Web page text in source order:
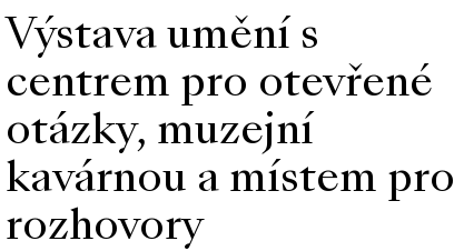
Výstava umění s
centrem pro otevřené
otázky, muzejní
kavárnou a místem pro
rozhovory